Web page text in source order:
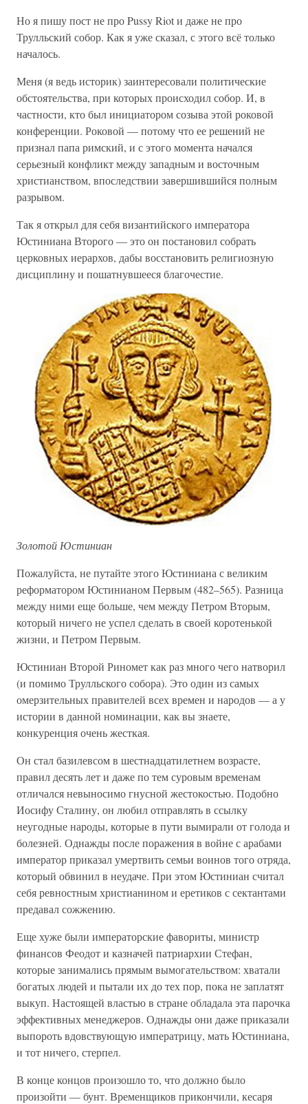
Но я пишу пост не про Pussy Riot и даже не про
Трулльский собор. Как я уже сказал, с этого всё только
началось.
Меня (я ведь историк) заинтересовали политические
обстоятельства, при которых происходил собор. И, в
частности, кто был инициатором созыва этой роковой
конференции. Роковой — потому что ее решений не
признал папа римский, и с этого момента начался
серьезный конфликт между западным и восточным
христианством, впоследствии завершившийся полным
разрывом.
Так я открыл для себя византийского императора
Юстиниана Второго — это он постановил собрать
церковных иерархов, дабы восстановить религиозную
дисциплину и пошатнувшееся благочестие.
Золотой Юстиниан
Пожалуйста, не путайте этого Юстиниана с великим
реформатором Юстинианом Первым (482–565). Разница
между ними еще больше, чем между Петром Вторым,
который ничего не успел сделать в своей коротенькой
жизни, и Петром Первым.
Юстиниан Второй Риномет как раз много чего натворил
(и помимо Трулльского собора). Это один из самых
омерзительных правителей всех времен и народов — а у
истории в данной номинации, как вы знаете,
конкуренция очень жесткая.
Он стал базилевсом в шестнадцатилетнем возрасте,
правил десять лет и даже по тем суровым временам
отличался невыносимо гнусной жестокостью. Подобно
Иосифу Сталину, он любил отправлять в ссылку
неугодные народы, которые в пути вымирали от голода и
болезней. Однажды после поражения в войне с арабами
император приказал умертвить семьи воинов того отряда,
который обвинил в неудаче. При этом Юстиниан считал
себя ревностным христианином и еретиков с сектантами
предавал сожжению.
Еще хуже были императорские фавориты, министр
финансов Феодот и казначей патриархии Стефан,
которые занимались прямым вымогательством: хватали
богатых людей и пытали их до тех пор, пока не заплатят
выкуп. Настоящей властью в стране обладала эта парочка
эффективных менеджеров. Однажды они даже приказали
выпороть вдовствующую императрицу, мать Юстиниана,
и тот ничего, стерпел.
В конце концов произошло то, что должно было
произойти — бунт. Временщиков прикончили, кесаря